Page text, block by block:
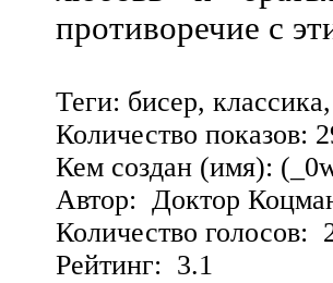
противоречие с
Теги: бисер,
Количество показов:
Кем создан (имя):
Автор: Доктор
Количество голосов:
Рейтинг: 3.1